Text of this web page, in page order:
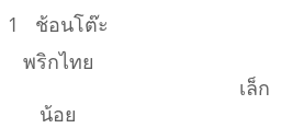
1 ช้อนโต๊ะ
พริกไทย
เล็ก
น้อย